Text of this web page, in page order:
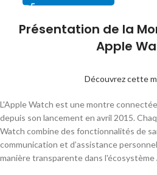
Présentation de la
Apple
Découvrez cette
L'Apple Watch est une montre
depuis son lancement en avril 2015.
Watch combine des fonctionnalités de
communication et d’assistance
manière transparente dans l'écosystème